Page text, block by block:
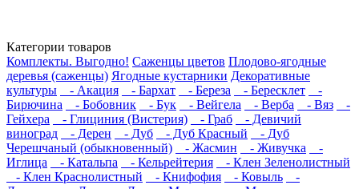
Категории товаров
Комплекты. Выгодно! Саженцы цветов Плодово-ягодные
деревья (саженцы) Ягодные кустарники Декоративные
культуры
- Акация - Бархат - Береза - Бересклет
-
Бирючина
- Бобовник - Бук - Вейгела - Верба - Вяз
-
Гейхера
- Глициния (Вистерия) - Граб
- Девичий
виноград
- Дерен - Дуб - Дуб Красный
- Дуб
Черешчаный (обыкновенный)
- Жасмин - Живучка
-
Иглица
- Катальпа - Кельрейтерия
- Клен Зеленолистный
- Клен Краснолистный
- Книфофия - Ковыль
-